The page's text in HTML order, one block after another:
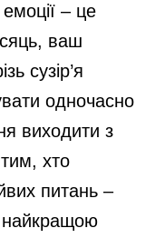
– це
ваш
сузір’я
одночасно
виходити з
хто
питань –